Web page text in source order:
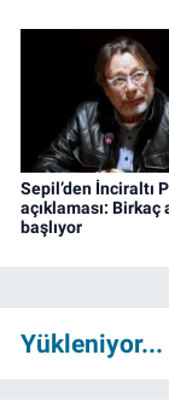
Sepil’den İnciraltı
açıklaması: Birkaç
başlıyor
Yükleniyor...